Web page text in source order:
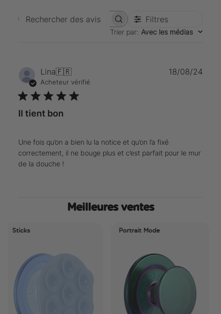
Rechercher des avisFiltres
Trier par: Avec les médias
Lina🇫🇷
Acheteur vérifié
Il tient bon
Une fois qu’on a bien lu la notice et qu’on l’a fixé
correctement, il ne bouge plus et c’est parfait pour le mur
de la douche !
18/08/24
Meilleures ventes
Portrait Mode